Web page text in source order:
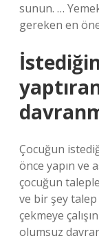
sunun. …
gereken en
Çocuğun
önce yapın ve
çocuğun
ve bir şey
çekmeye
olumsuz